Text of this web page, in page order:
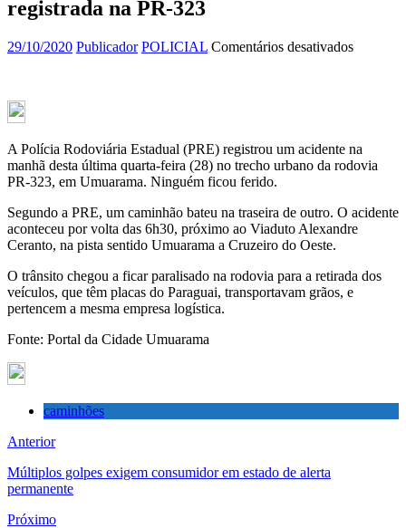
registrada na PR-323
29/10/2020 Publicador POLICIAL Comentários desativadosem
na
A Polícia Rodoviária Estadual (PRE) registrou um acidente na
manhã desta última quarta-feira (28) no trecho urbano da rodovia
PR-323, em Umuarama. Ninguém ficou ferido.
Segundo a PRE, um caminhão bateu na traseira de outro. O acidente
aconteceu por volta das 6h30, próximo ao Viaduto Alexandre
Ceranto, na pista sentido Umuarama a Cruzeiro do Oeste.
O trânsito chegou a ficar paralisado na rodovia para a retirada dos
veículos, que têm placas do Paraguai, transportavam grãos, e
pertencem a mesma empresa logística.
Fonte: Portal da Cidade Umuarama
caminhões
Anterior
Múltiplos golpes exigem consumidor em estado de alerta
permanente
Próximo